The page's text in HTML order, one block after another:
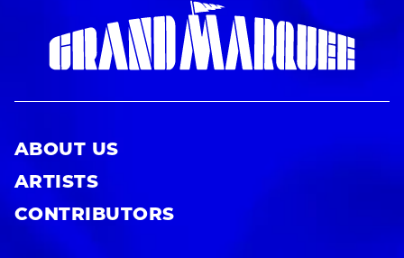
ABOUT US
ARTISTS
CONTRIBUTORS